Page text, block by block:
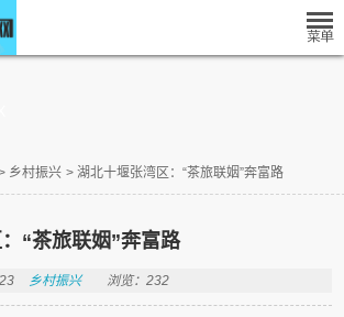
乡村振兴 > 湖北十堰张湾区：“茶旅联姻”奔富路
“茶旅联姻”奔富路
乡村振兴 浏览：232